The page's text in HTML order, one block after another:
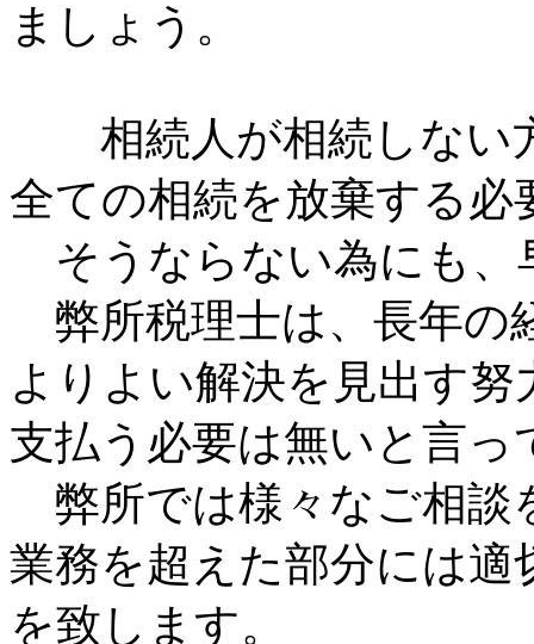
ましょう。
相続人が相続しない
全ての相続を放棄する必
そうならない為にも、
弊所税理士は、長年の
よりよい解決を見出す
支払う必要は無いと言っ
弊所では様々なご相談
業務を超えた部分には
を致します。